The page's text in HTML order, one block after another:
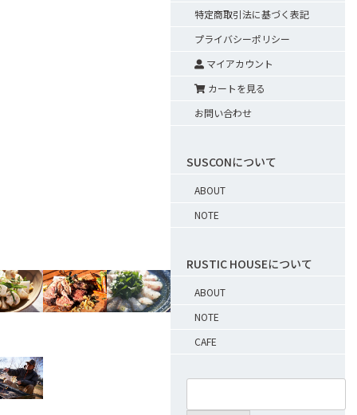
特定商取引法に基づく表記
プライバシーポリシー
マイアカウント
カートを見る
お問い合わせ
SUSCONについて
ABOUT
NOTE
RUSTIC HOUSEについて
ABOUT
NOTE
CAFE